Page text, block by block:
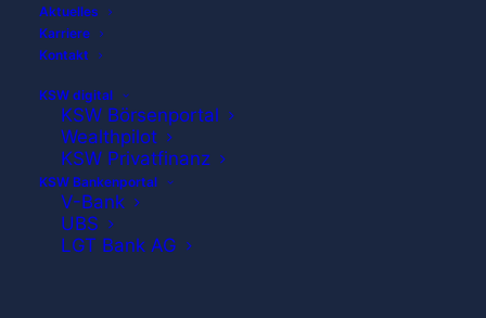
Aktuelles
Karriere
Kontakt
KSW digital
KSW Börsenportal
Wealthpilot
KSW Privatfinanz
KSW Bankenportal
V-Bank
UBS
LGT Bank AG